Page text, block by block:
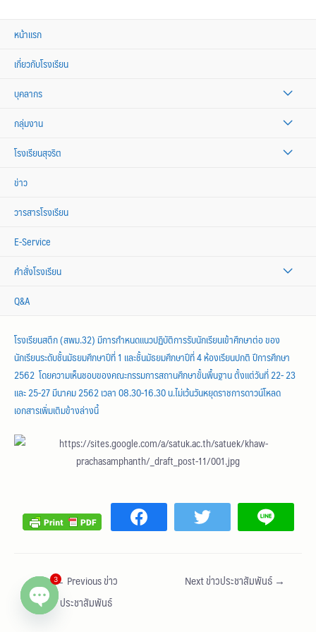
หน้าแรก
เกี่ยวกับโรงเรียน
บุคลากร
กลุ่มงาน
โรงเรียนสุจริต
ข่าว
วารสารโรงเรียน
E-Service
คำสั่งโรงเรียน
Q&A
โรงเรียนสตึก (สพม.32) มีการกำหนดแนวปฏิบัติการรับนักเรียนเข้าศึกษาต่อ ของ
นักเรียนระดับชั้นมัธยมศึกษาปีที่ 1 และชั้นมัธยมศึกษาปีที่ 4 ห้องเรียนปกติ ปีการศึกษา
2562 โดยความเห็นชอบของคณะกรรมการสถานศึกษาขั้นพื้นฐาน ตั้งแต่วันที่ 22- 23
และ 25-27 มีนาคม 2562 เวลา 08.30-16.30 น.ไม่เว้นวันหยุดราชการดาวน์โหลด
เอกสารเพิ่มเติมข้างล่างนี้
← Previous ข่าว
ประชาสัมพันธ์
Next ข่าวประชาสัมพันธ์ →
3